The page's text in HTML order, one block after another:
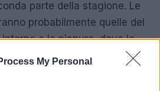
My Personal
parte della stagione. Le
probabilmente quelle del
e le pianure, dove le
favorire valori elevati e